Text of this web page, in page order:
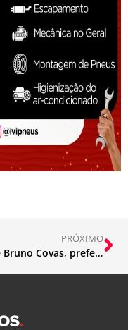
PRÓXIMO
Morre Bruno Covas, prefeito de São Paulo, aos 41 anos, de câncer